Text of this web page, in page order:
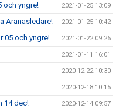
och yngre! 2021-01-25 13:09
Aranäsledare! 2021-01-25 10:42
05 och yngre! 2021-01-22 09:26
2021-01-11 16:01
2020-12-22 10:30
2020-12-18 10:15
14 dec! 2020-12-14 09:57